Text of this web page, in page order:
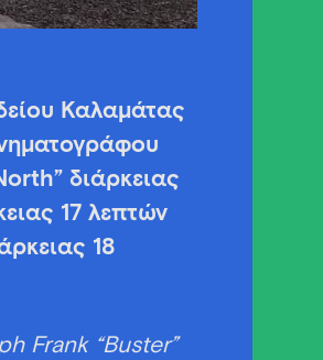
Καλαμάτας
διάρκειας
17 λεπτών
18
Frank “Buster”